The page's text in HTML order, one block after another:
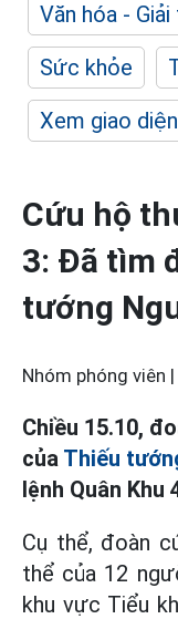
Văn hóa -
Sức khỏe
Xem giao
Cứu hộ
3: Đã tìm
tướng
Nhóm phóng viên |
Chiều 15.10,
của Thiếu
lệnh Quân Khu
Cụ thể, đoàn
thể của 12
khu vực Tiểu